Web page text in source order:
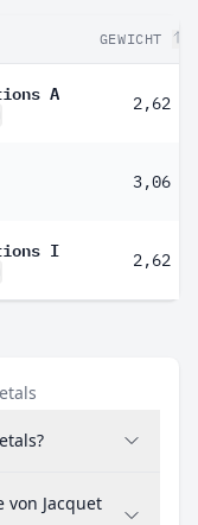
GEWICHT
A 2,62 %
3,06 %
I 2,62 %
Jacquet